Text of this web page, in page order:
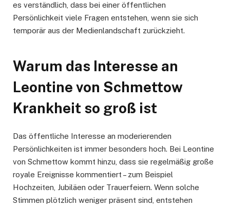
es verständlich, dass bei einer öffentlichen
Persönlichkeit viele Fragen entstehen, wenn sie sich
temporär aus der Medienlandschaft zurückzieht.
Warum das Interesse an
Leontine von Schmettow
Krankheit so groß ist
Das öffentliche Interesse an moderierenden
Persönlichkeiten ist immer besonders hoch. Bei Leontine
von Schmettow kommt hinzu, dass sie regelmäßig große
royale Ereignisse kommentiert – zum Beispiel
Hochzeiten, Jubiläen oder Trauerfeiern. Wenn solche
Stimmen plötzlich weniger präsent sind, entstehen